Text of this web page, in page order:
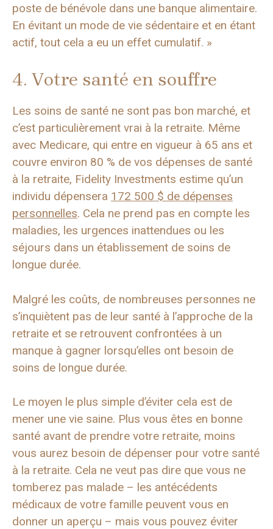
poste de bénévole dans une banque alimentaire.
En évitant un mode de vie sédentaire et en étant
actif, tout cela a eu un effet cumulatif. »
4. Votre santé en souffre
Les soins de santé ne sont pas bon marché, et
c’est particulièrement vrai à la retraite. Même
avec Medicare, qui entre en vigueur à 65 ans et
couvre environ 80 % de vos dépenses de santé
à la retraite, Fidelity Investments estime qu’un
individu dépensera 172 500 $ de dépenses
personnelles. Cela ne prend pas en compte les
maladies, les urgences inattendues ou les
séjours dans un établissement de soins de
longue durée.
Malgré les coûts, de nombreuses personnes ne
s’inquiètent pas de leur santé à l’approche de la
retraite et se retrouvent confrontées à un
manque à gagner lorsqu’elles ont besoin de
soins de longue durée.
Le moyen le plus simple d’éviter cela est de
mener une vie saine. Plus vous êtes en bonne
santé avant de prendre votre retraite, moins
vous aurez besoin de dépenser pour votre santé
à la retraite. Cela ne veut pas dire que vous ne
tomberez pas malade – les antécédents
médicaux de votre famille peuvent vous en
donner un aperçu – mais vous pouvez éviter